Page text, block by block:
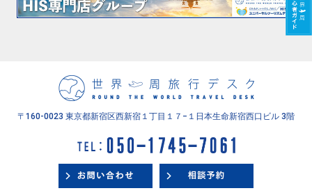
〒160-0023 東京都新宿区西新宿１丁目１７−１ 日本生命新宿西口ビル 3階